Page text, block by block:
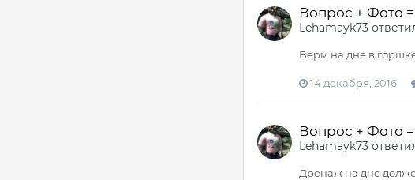
Вопрос + Фото
Lehamayk73
Верм на дне в
14 декабря, 2016
Вопрос + Фото
Lehamayk73
Дренаж на дне